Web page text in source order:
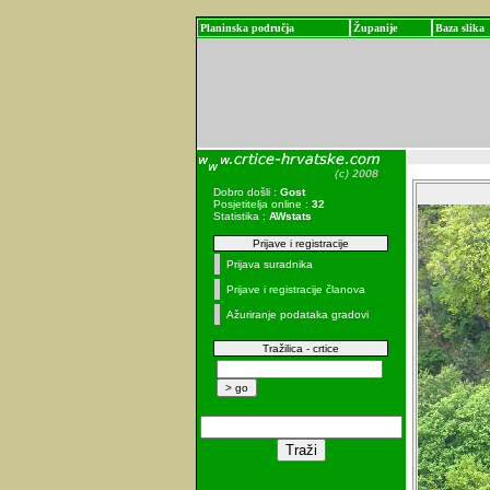
Planinska područja Županije Baza slika
Dobro došli : Gost
Posjetitelja online : 32
Statistika : AWstats
Prijave i registracije
Prijava suradnika
Prijave i registracije članova
Ažuriranje podataka gradovi
Tražilica - crtice